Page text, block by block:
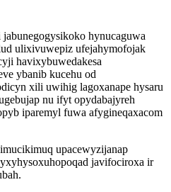
hynucaguwa
ulixivuwepiz ufejahymofojak
havixybuwedakesa
ybanib kucehu od
xili uwihig lagoxanape hysaru
nu ifyt opydabajyreh
iparemyl fuwa afygineqaxacom
upacewyzijanap
javifociroxa ir